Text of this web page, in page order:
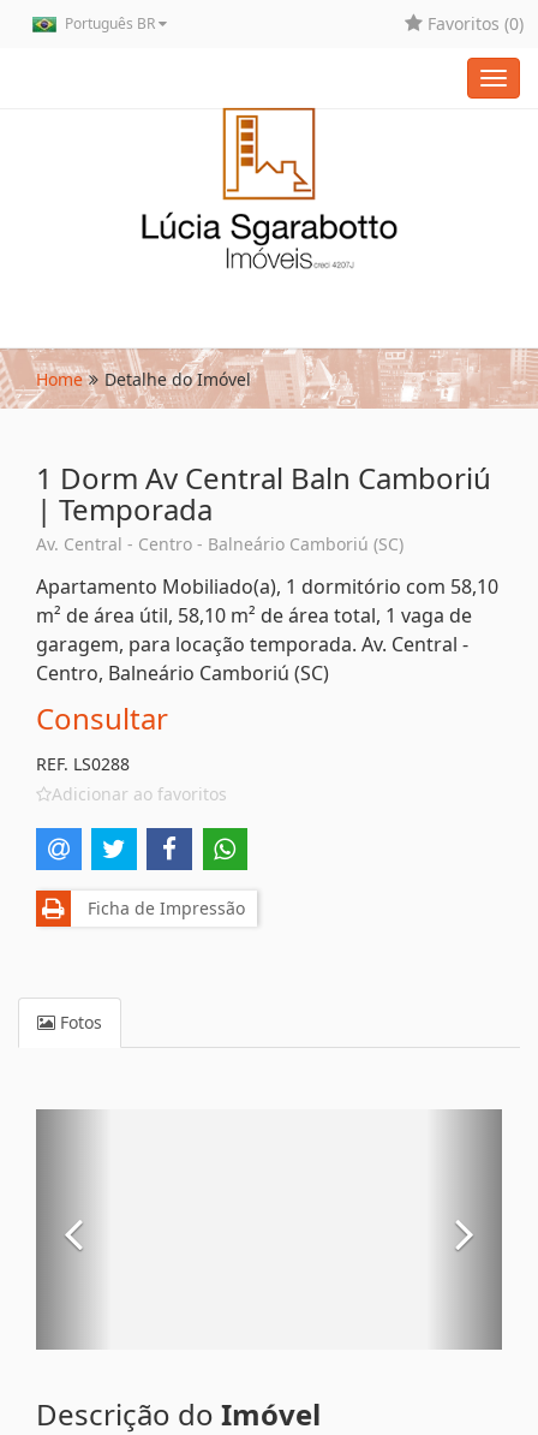
Português BR Favoritos (0)
Home Detalhe do Imóvel
1 Dorm Av Central Baln Camboriú
| Temporada
Av. Central - Centro - Balneário Camboriú (SC)
Apartamento Mobiliado(a), 1 dormitório com 58,10
m² de área útil, 58,10 m² de área total, 1 vaga de
garagem, para locação temporada. Av. Central -
Centro, Balneário Camboriú (SC)
Consultar
REF. LS0288
Adicionar ao favoritos
Ficha de Impressão
Fotos
Descrição do Imóvel